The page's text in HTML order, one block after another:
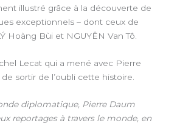
illustré grâce à la découverte de
exceptionnels – dont ceux de
Hoàng Bùi et NGUYÊN Van Tô.
Lecat qui a mené avec Pierre
sortir de l’oubli cette histoire.
diplomatique, Pierre Daum
reportages à travers le monde, en